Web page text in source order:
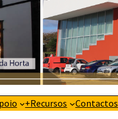
+Recursos Contactos